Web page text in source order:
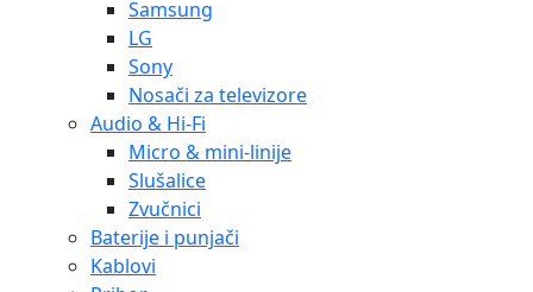
Samsung
LG
Sony
Nosači za televizore
Audio & Hi-Fi
Micro & mini-linije
Slušalice
Zvučnici
Baterije i punjači
Kablovi